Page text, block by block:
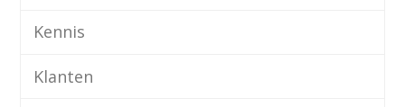
Kennis
Klanten